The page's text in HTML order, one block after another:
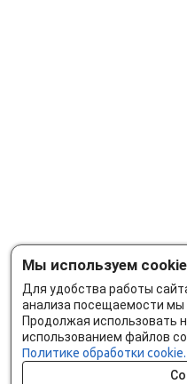
Мы используем cookie
Для удобства работы
анализа посещаемости мы
Продолжая использовать
использованием файлов
Политике обработки cookie.